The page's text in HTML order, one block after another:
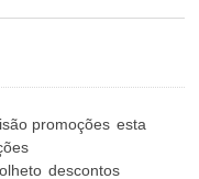
promoções esta
descontos